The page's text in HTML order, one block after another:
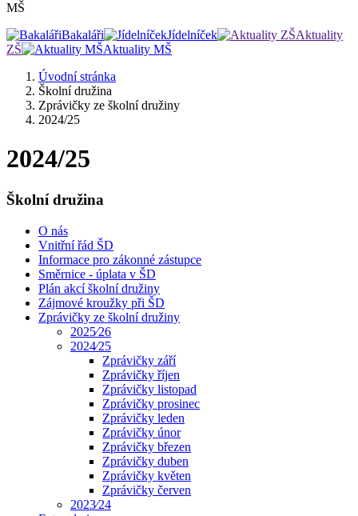
MŠ
Bakaláři
Jídelníček
Aktuality
ZŠ
Aktuality MŠ
Úvodní stránka
Školní družina
Zprávičky ze školní družiny
2024/25
2024/25
Školní družina
O nás
Vnitřní řád ŠD
Informace pro zákonné zástupce
Směrnice - úplata v ŠD
Plán akcí školní družiny
Zájmové kroužky při ŠD
Zprávičky ze školní družiny
2025⁄26
2024⁄25
Zprávičky září
Zprávičky říjen
Zprávičky listopad
Zprávičky prosinec
Zprávičky leden
Zprávičky únor
Zprávičky březen
Zprávičky duben
Zprávičky květen
Zprávičky červen
2023⁄24